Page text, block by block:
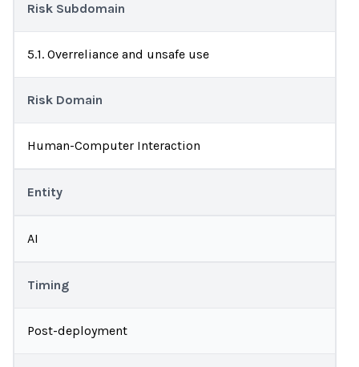
Risk Subdomain
5.1. Overreliance and unsafe use
Risk Domain
Human-Computer Interaction
Entity
AI
Timing
Post-deployment